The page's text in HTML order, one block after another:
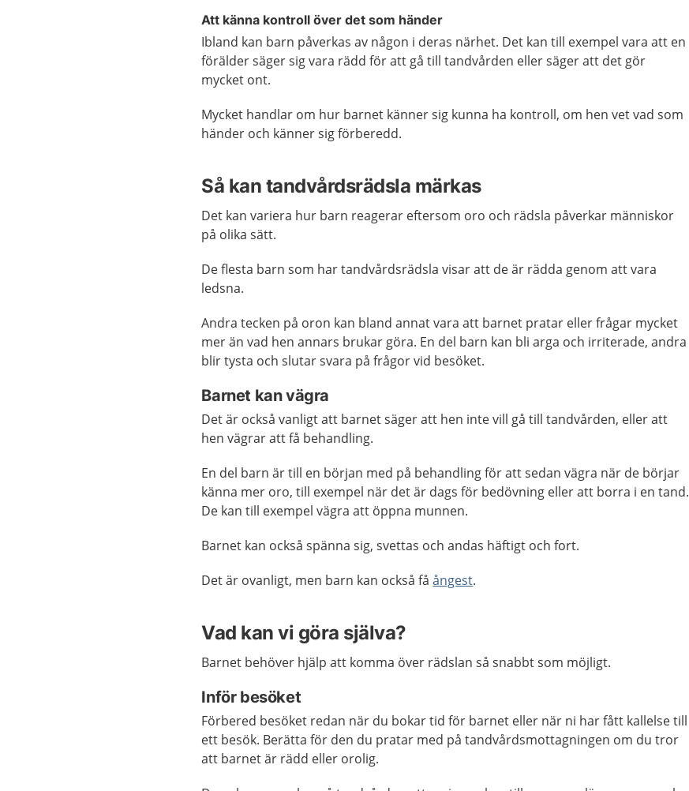
Att känna kontroll över det som händer
Ibland kan barn påverkas av någon i deras närhet. Det kan till exempel vara att en
förälder säger sig vara rädd för att gå till tandvården eller säger att det gör
mycket ont.
Mycket handlar om hur barnet känner sig kunna ha kontroll, om hen vet vad som
händer och känner sig förberedd.
Så kan tandvårdsrädsla märkas
Det kan variera hur barn reagerar eftersom oro och rädsla påverkar människor
på olika sätt.
De flesta barn som har tandvårdsrädsla visar att de är rädda genom att vara
ledsna.
Andra tecken på oron kan bland annat vara att barnet pratar eller frågar mycket
mer än vad hen annars brukar göra. En del barn kan bli arga och irriterade, andra
blir tysta och slutar svara på frågor vid besöket.
Barnet kan vägra
Det är också vanligt att barnet säger att hen inte vill gå till tandvården, eller att
hen vägrar att få behandling.
En del barn är till en början med på behandling för att sedan vägra när de börjar
känna mer oro, till exempel när det är dags för bedövning eller att borra i en tand.
De kan till exempel vägra att öppna munnen.
Barnet kan också spänna sig, svettas och andas häftigt och fort.
Det är ovanligt, men barn kan också fåångest.
Vad kan vi göra själva?
Barnet behöver hjälp att komma över rädslan så snabbt som möjligt.
Inför besöket
Förbered besöket redan när du bokar tid för barnet eller när ni har fått kallelse till
ett besök. Berätta för den du pratar med på tandvårdsmottagningen om du tror
att barnet är rädd eller orolig.